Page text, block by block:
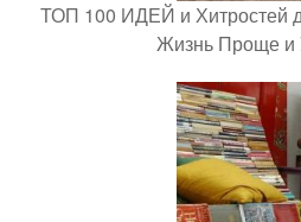
ТОП 100 ИДЕЙ и Хитростей
Жизнь Проще и